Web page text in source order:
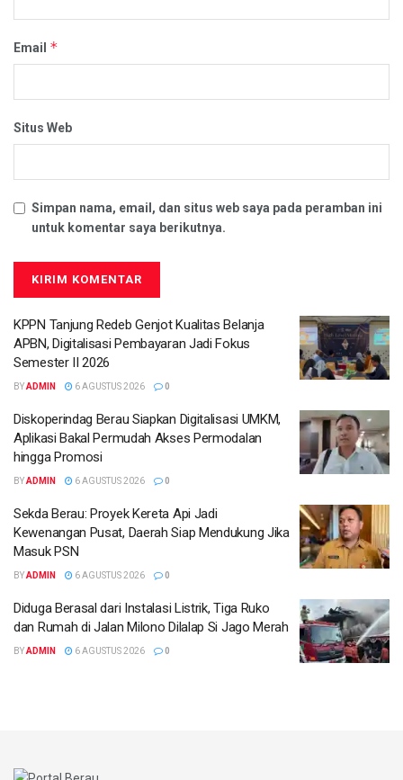
Email *
Situs Web
Simpan nama, email, dan situs web saya pada peramban ini
untuk komentar saya berikutnya.
KPPN Tanjung Redeb Genjot Kualitas Belanja
APBN, Digitalisasi Pembayaran Jadi Fokus
Semester II 2026
BYADMIN 6 AGUSTUS 2026 0
Diskoperindag Berau Siapkan Digitalisasi UMKM,
Aplikasi Bakal Permudah Akses Permodalan
hingga Promosi
BYADMIN 6 AGUSTUS 2026 0
Sekda Berau: Proyek Kereta Api Jadi
Kewenangan Pusat, Daerah Siap Mendukung Jika
Masuk PSN
BYADMIN 6 AGUSTUS 2026 0
Diduga Berasal dari Instalasi Listrik, Tiga Ruko
dan Rumah di Jalan Milono Dilalap Si Jago Merah
BYADMIN 6 AGUSTUS 2026 0